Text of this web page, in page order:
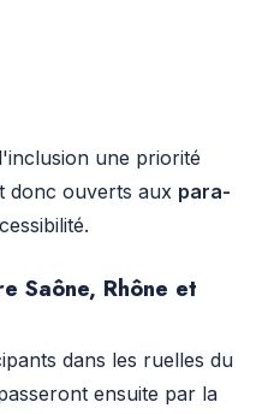
une priorité
donc ouverts aux para-
Saône, Rhône et
dans les ruelles du
ensuite par la